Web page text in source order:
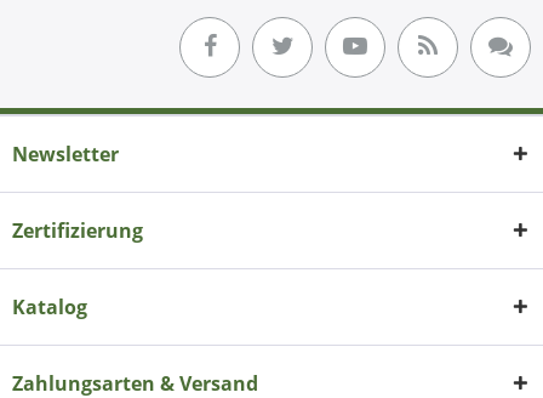
Newsletter
Zertifizierung
Katalog
Zahlungsarten & Versand